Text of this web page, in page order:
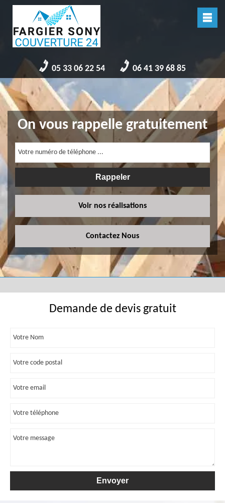
05 33 06 22 54 06 41 39 68 85
On vous rappelle gratuitement
Voir nos réalisations
Contactez Nous
Demande de devis gratuit